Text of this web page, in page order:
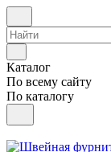
Каталог
По всему сайту
По каталогу